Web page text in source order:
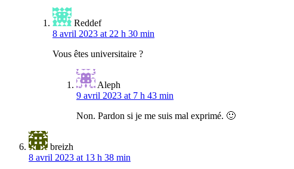
Reddef
8 avril 2023 at 22 h 30 min
Vous êtes universitaire ?
Aleph
9 avril 2023 at 7 h 43 min
Non. Pardon si je me suis mal exprimé. 🙂
breizh
8 avril 2023 at 13 h 38 min